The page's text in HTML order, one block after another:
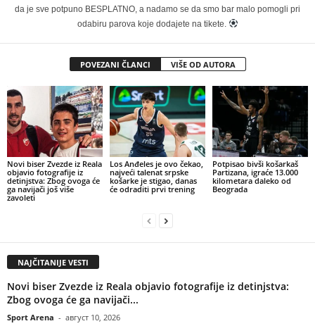
da je sve potpuno BESPLATNO, a nadamo se da smo bar malo pomogli pri
odabiru parova koje dodajete na tikete.
POVEZANI ČLANCI VIŠE OD AUTORA
Novi biser Zvezde iz Reala
objavio fotografije iz
detinjstva: Zbog ovoga će
ga navijači još više
zavoleti
Los Anđeles je ovo čekao,
najveći talenat srpske
košarke je stigao, danas
će odraditi prvi trening
Potpisao bivši košarkaš
Partizana, igraće 13.000
kilometara daleko od
Beograda
NAJČITANIJE VESTI
Novi biser Zvezde iz Reala objavio fotografije iz detinjstva:
Zbog ovoga će ga navijači...
Sport Arena - август 10, 2026